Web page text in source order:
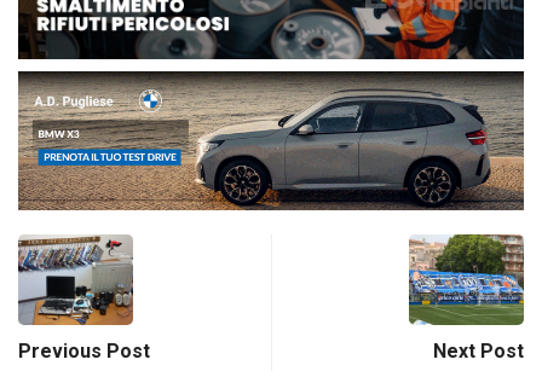
Previous Post Next Post